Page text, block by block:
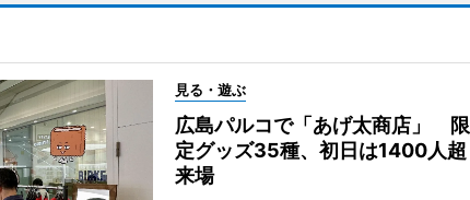
見る・遊ぶ
広島パルコで「あげ太商店」 限
定グッズ35種、初日は1400人超
来場